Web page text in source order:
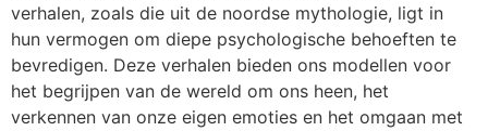
verhalen, zoals die uit de noordse mythologie, ligt in
hun vermogen om diepe psychologische behoeften te
bevredigen. Deze verhalen bieden ons modellen voor
het begrijpen van de wereld om ons heen, het
verkennen van onze eigen emoties en het omgaan met